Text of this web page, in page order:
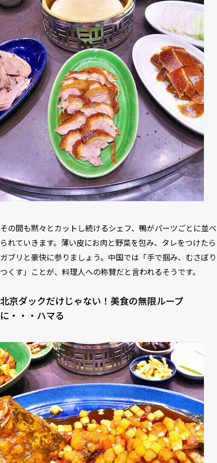
その間も黙々とカットし続けるシェフ、鴨がパーツごとに並べ
られていきます。薄い皮にお肉と野菜を包み、タレをつけたら
ガブリと豪快に参りましょう。中国では「手で掴み、むさぼり
つくす」ことが、料理人への称賛だと言われるそうです。
北京ダックだけじゃない！美食の無限ループ
に・・・ハマる